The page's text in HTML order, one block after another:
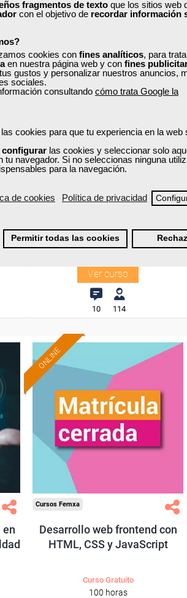
fragmentos de texto que los sitios web
con el objetivo de recordar información
cookies con fines analíticos, para
en nuestra página web y con fines
gustos y personalizar nuestros anuncios,
sociales.
consultando cómo trata Google la
las cookies para que tu experiencia en la web
configurar las cookies y seleccionar solo
tu navegador. Si no seleccionas ninguna
para la navegación.
de cookies Política de privacidad
Permitir todas las cookies
Formación 100%
Para desempleados,
trabajadores y autónomos.
Sector
-Energía y Agua.
Energía solar térmica y
100 horas
Online (toda España)
Ver curso
10 114
en
ONLINE
Cursos Femxa
Desarrollo web frontend con
HTML, CSS y JavaScript
Curso Gratuito
100 horas